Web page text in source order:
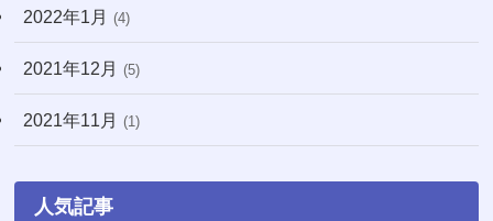
2022年1月 (4)
2021年12月 (5)
2021年11月 (1)
人気記事